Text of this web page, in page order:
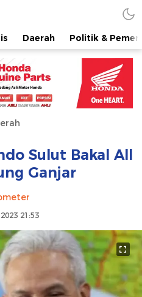
Daerah Politik &
Sulut Bakal All
Ganjar
21:53